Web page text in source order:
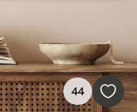
44